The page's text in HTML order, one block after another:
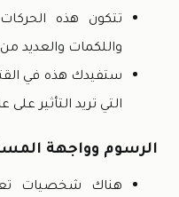
تتكون هذه
واللكمات والعديد
ستفيدك هذه في
التي تريد التأثير على
الرسوم وواجهة
هناك شخصيات